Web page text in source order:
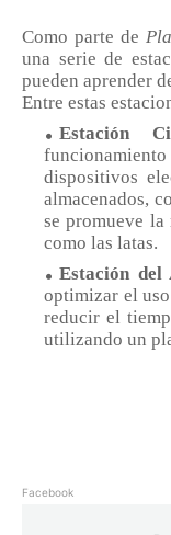
Como parte de
una serie de
pueden aprender
Entre estas
Estación
dispositivos
almacenados,
se promueve
como las latas.
Estación del
optimizar el
reducir el
utilizando un
Facebook